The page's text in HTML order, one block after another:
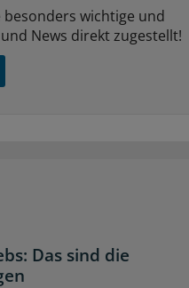
besonders wichtige und
News direkt zugestellt!
Das sind die